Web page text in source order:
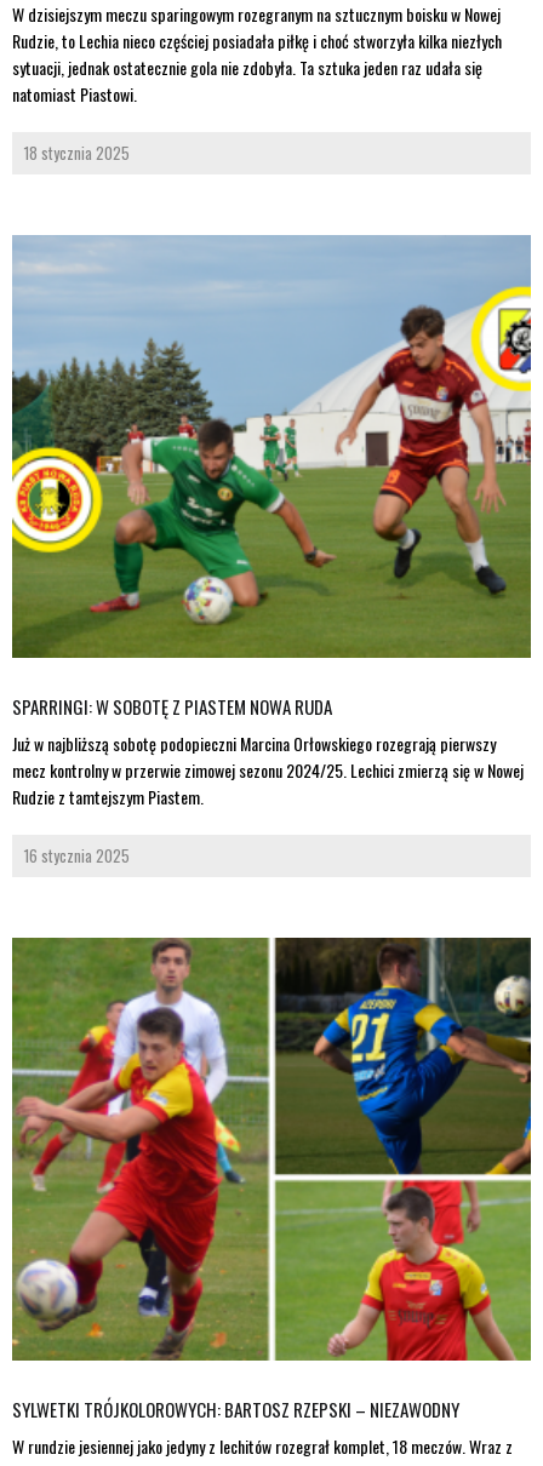
W dzisiejszym meczu sparingowym rozegranym na sztucznym boisku w Nowej
Rudzie, to Lechia nieco częściej posiadała piłkę i choć stworzyła kilka niezłych
sytuacji, jednak ostatecznie gola nie zdobyła. Ta sztuka jeden raz udała się
natomiast Piastowi.
18 stycznia 2025
SPARRINGI: W SOBOTĘ Z PIASTEM NOWA RUDA
Już w najbliższą sobotę podopieczni Marcina Orłowskiego rozegrają pierwszy
mecz kontrolny w przerwie zimowej sezonu 2024/25. Lechici zmierzą się w Nowej
Rudzie z tamtejszym Piastem.
16 stycznia 2025
SYLWETKI TRÓJKOLOROWYCH: BARTOSZ RZEPSKI – NIEZAWODNY
W rundzie jesiennej jako jedyny z lechitów rozegrał komplet, 18 meczów. Wraz z